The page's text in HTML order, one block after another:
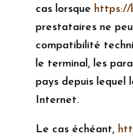
cas lorsque https://
prestataires ne
compatibilité
le terminal, les
pays depuis lequel
Internet.
Le cas échéant,